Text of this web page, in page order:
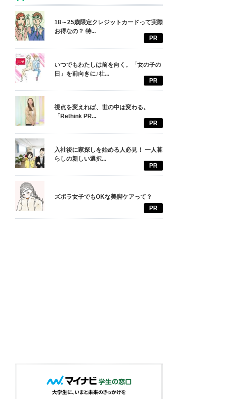
18～25歳限定クレジットカードって実際
お得なの？ 特...
PR
いつでもわたしは前を向く。「女の子の
日」を前向きに♪社...
PR
視点を変えれば、世の中は変わる。
「Rethink PR...
PR
入社後に家探しを始める人必見！ 一人暮
らしの新しい選択...
PR
ズボラ女子でもOKな美脚ケアって？
PR